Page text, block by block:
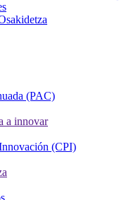
(PAC)
a innovar
(CPI)